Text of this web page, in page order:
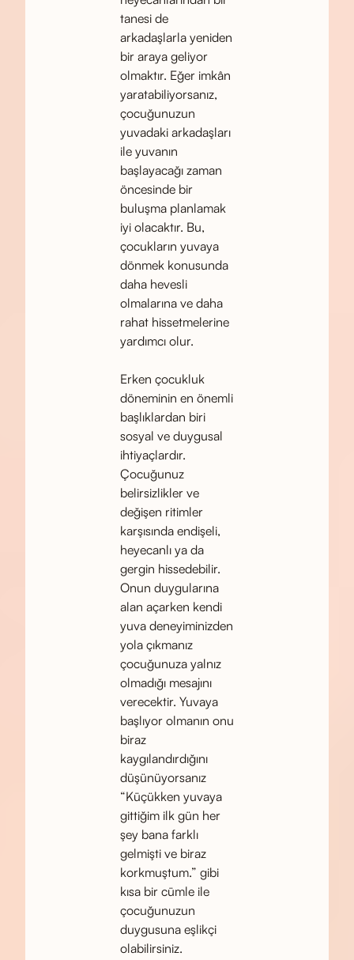
tanesi de
arkadaşlarla yeniden
bir araya geliyor
olmaktır. Eğer imkân
yaratabiliyorsanız,
çocuğunuzun
yuvadaki arkadaşları
ile yuvanın
başlayacağı zaman
öncesinde bir
buluşma planlamak
iyi olacaktır. Bu,
çocukların yuvaya
dönmek konusunda
daha hevesli
olmalarına ve daha
rahat hissetmelerine
yardımcı olur.
Erken çocukluk
döneminin en önemli
başlıklardan biri
sosyal ve duygusal
ihtiyaçlardır.
Çocuğunuz
belirsizlikler ve
değişen ritimler
karşısında endişeli,
heyecanlı ya da
gergin hissedebilir.
Onun duygularına
alan açarken kendi
yuva deneyiminizden
yola çıkmanız
çocuğunuza yalnız
olmadığı mesajını
verecektir. Yuvaya
başlıyor olmanın onu
biraz
kaygılandırdığını
düşünüyorsanız
“Küçükken yuvaya
gittiğim ilk gün her
şey bana farklı
gelmişti ve biraz
korkmuştum.” gibi
kısa bir cümle ile
çocuğunuzun
duygusuna eşlikçi
olabilirsiniz.